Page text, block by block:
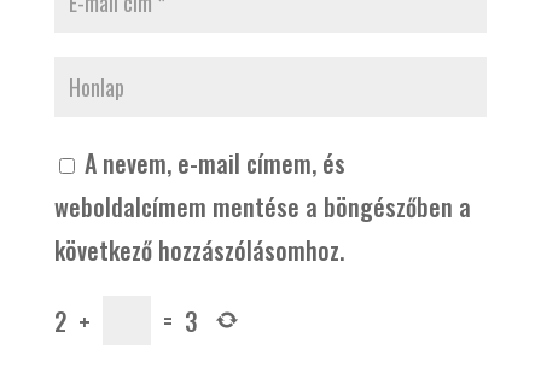
A nevem, e-mail címem, és
weboldalcímem mentése a böngészőben a
következő hozzászólásomhoz.
2 + = 3